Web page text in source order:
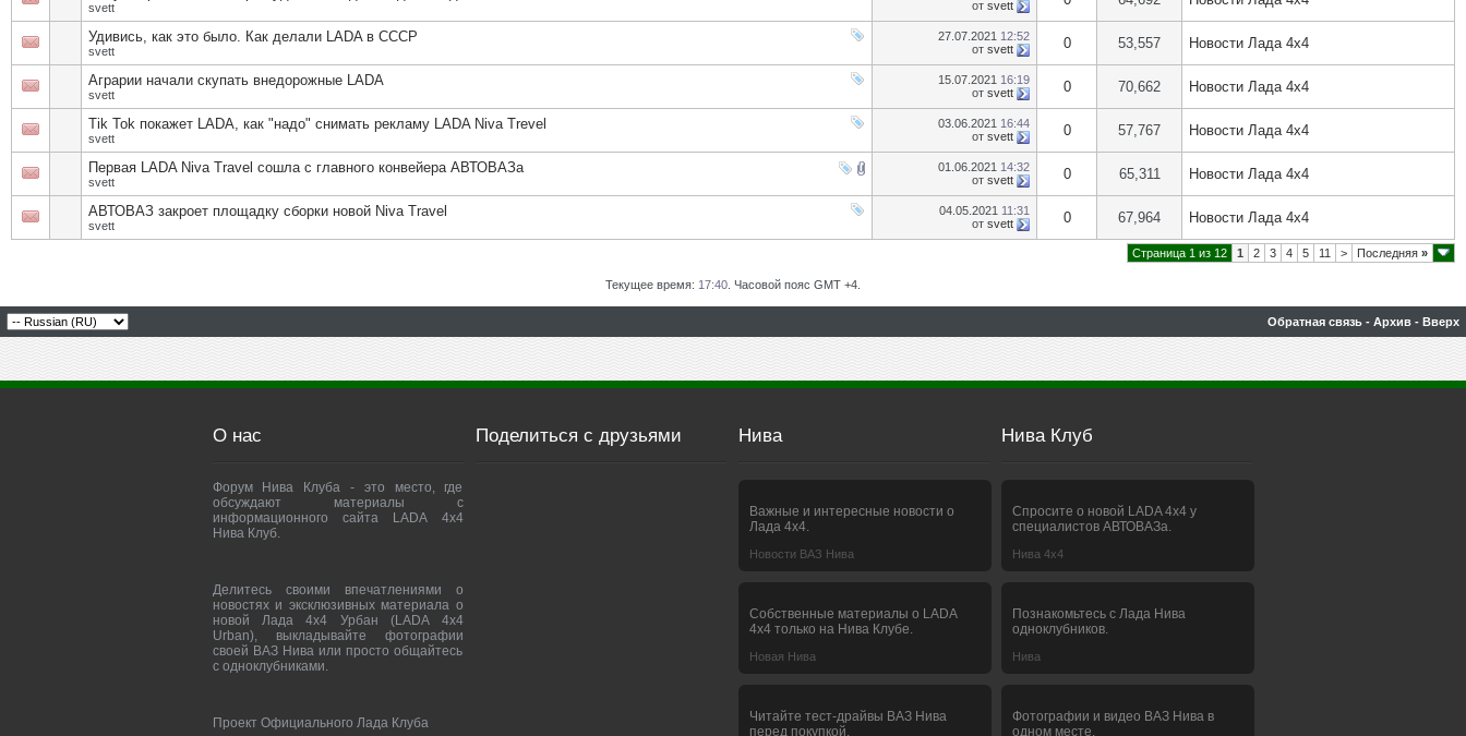
svett
от svett
Удивись, как это было. Как делали LADA в СССР
svett
27.07.2021 12:52
от svett 0 53,557 Новости Лада 4х4
Аграрии начали скупать внедорожные LADA
svett
15.07.2021 16:19
от svett 0 70,662 Новости Лада 4х4
Tik Tok покажет LADA, как "надо" снимать рекламу LADA Niva Trevel
svett
03.06.2021 16:44
от svett 0 57,767 Новости Лада 4х4
Первая LADA Niva Travel сошла с главного конвейера АВТОВАЗа
svett
01.06.2021 14:32
от svett 0 65,311 Новости Лада 4х4
АВТОВАЗ закроет площадку сборки новой Niva Travel
svett
04.05.2021 11:31
от svett 0 67,964 Новости Лада 4х4
Страница 1 из 12 1 2 3 4 5 11 > Последняя »
Текущее время: 17:40 . Часовой пояс GMT +4.
Обратная связь - Архив - Вверх
О нас
Форум Нива Клуба - это место, где
обсуждают материалы с
информационного сайта LADA 4x4
Нива Клуб.
Делитесь своими впечатлениями о
новостях и эксклюзивных материала о
новой Лада 4х4 Урбан (LADA 4x4
Urban), выкладывайте фотографии
своей ВАЗ Нива или просто общайтесь
с одноклубниками.
Проект Официального Лада Клуба
Поделиться с друзьями Нива
Важные и интересные новости о
Лада 4х4.
Новости ВАЗ Нива
Собственные материалы о LADA
4x4 только на Нива Клубе.
Новая Нива
Читайте тест-драйвы ВАЗ Нива
перед покупкой.
Нива Клуб
Спросите о новой LADA 4x4 у
специалистов АВТОВАЗа.
Нива 4х4
Познакомьтесь с Лада Нива
одноклубников.
Нива
Фотографии и видео ВАЗ Нива в
одном месте.